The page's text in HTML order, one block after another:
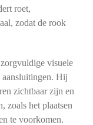
roet,
zodat de rook
visuele
aansluitingen. Hij
zichtbaar zijn en
zoals het plaatsen
te voorkomen.